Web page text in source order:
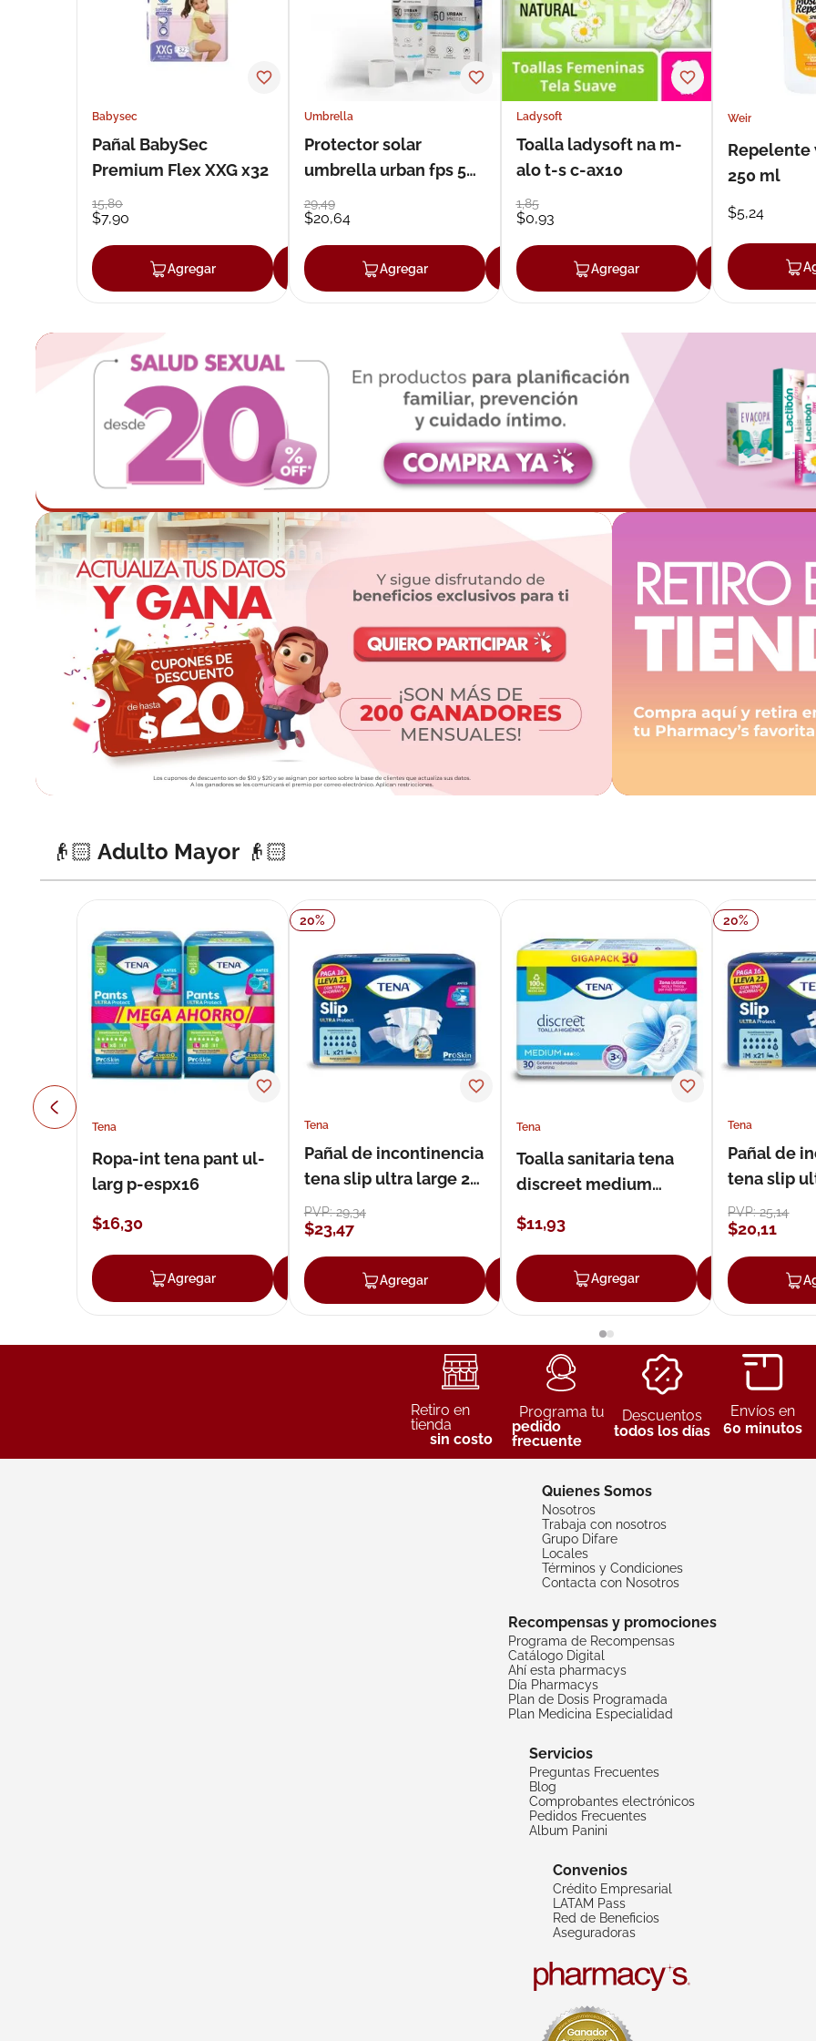
Babysec
Pañal BabySec
Premium Flex XXG x32
15,80
$7,90
Agregar Agregar
Umbrella
Protector solar
umbrella urban fps 50
50 g
29,49
$20,64
Agregar Agregar
Ladysoft
Toalla ladysoft na m-
alo t-s c-ax10
1,85
$0,93
Agregar
Weir
Repelente
250 ml
$5,24
👴🏻 Adulto Mayor 👴🏻
Tena
Ropa-int tena pant ul-
larg p-espx16
$16,30
Agregar Agregar
20%
Tena
Pañal de incontinencia
tena slip ultra large 21
unidades
PVP:29,34
$23,47
Agregar Agregar
Tena
Toalla sanitaria tena
discreet medium
$11,93
Agregar
20%
Tena
Pañal de
tena slip
21 unidades
PVP:25,14
$20,11
Retiro en
tienda
sin costo
Programa tu
pedido
frecuente
Descuentos
todos los días
Envíos en
60 minutos
Quienes Somos
Nosotros
Trabaja con nosotros
Grupo Difare
Locales
Términos y Condiciones
Contacta con Nosotros
Recompensas y promociones
Programa de Recompensas
Catálogo Digital
Ahí esta pharmacys
Día Pharmacys
Plan de Dosis Programada
Plan Medicina Especialidad
Servicios
Preguntas Frecuentes
Blog
Comprobantes electrónicos
Pedidos Frecuentes
Album Panini
Convenios
Crédito Empresarial
LATAM Pass
Red de Beneficios
Aseguradoras